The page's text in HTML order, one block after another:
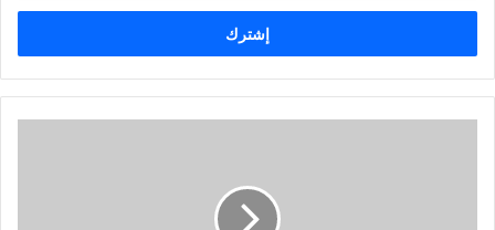
الإلكتروني